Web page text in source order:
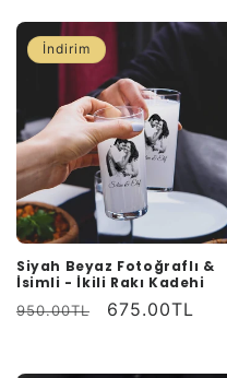
İndirim
Siyah Beyaz Fotoğraflı &
İsimli - İkili Rakı Kadehi
Normal
950.00TL
İndirimli
675.00TL